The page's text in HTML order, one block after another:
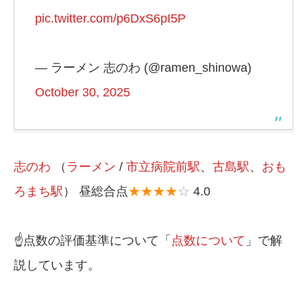
pic.twitter.com/p6DxS6pI5P
— ラーメン 志のわ (@ramen_shinowa)
October 30, 2025
志のわ （ ラーメン / 市立病院前駅 、 古島駅 、 おも
ろまち駅 ） 昼総合点★★★★☆ 4.0
☝️点数の評価基準について「 点数について 」で解
説しています。